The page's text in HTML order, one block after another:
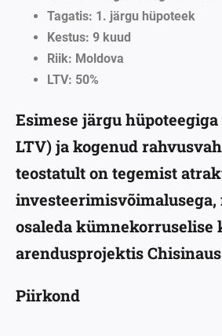
Tagatis: 1. järgu hüpoteek
Kestus: 9 kuud
Riik: Moldova
LTV: 50%
Esimese järgu hüpoteegiga
LTV) ja kogenud
teostatult on tegemist
investeerimisvõimalusega,
osaleda kümnekorruselise
arendusprojektis
Piirkond